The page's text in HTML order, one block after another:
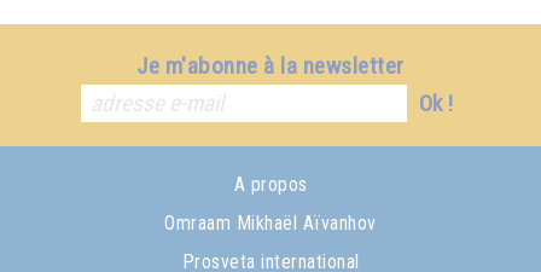
Je m'abonne à la newsletter
Ok !
A propos
Omraam Mikhaël Aïvanhov
Prosveta international